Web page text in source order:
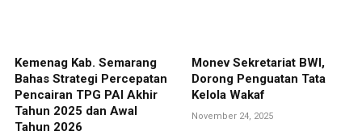
Kemenag Kab. Semarang
Bahas Strategi Percepatan
Pencairan TPG PAI Akhir
Tahun 2025 dan Awal
Tahun 2026
Monev Sekretariat BWI,
Dorong Penguatan Tata
Kelola Wakaf
November 24, 2025